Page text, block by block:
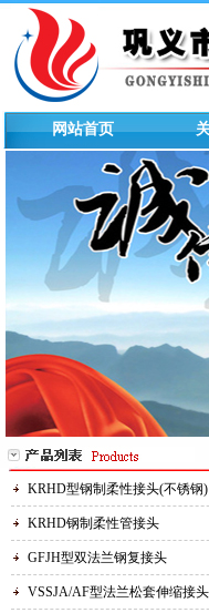
网站首页
KRHD型钢制柔性接头(不锈钢)
KRHD钢制柔性管接头
GFJH型双法兰钢复接头
VSSJA/AF型法兰松套伸缩接头